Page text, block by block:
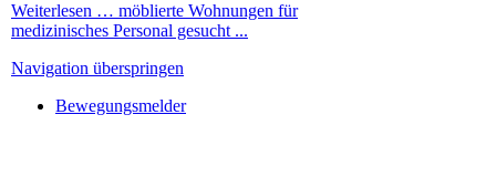
Weiterlesen … möblierte Wohnungen für
medizinisches Personal gesucht ...
Navigation überspringen
Bewegungsmelder